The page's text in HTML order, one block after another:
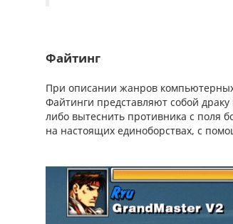
Файтинг
При описании жанров
Файтинги представляют собой
либо вытеснить противника с поля
на настоящих единоборствах, с